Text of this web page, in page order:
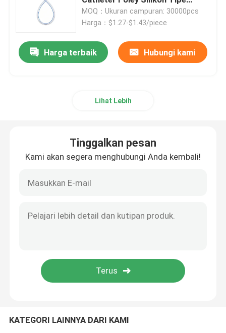
Tabung Endotracheal yang diborgol
Tabung Endotracheal Lapisan
Kateter Lateks Foley
Kateter Foley Silikon
Urologi Produk sekali pakai
Aksesoris Medis
Standar
MOQ：Ukuran campuran: 30000pcs
Harga：$1.27-$1.43/piece
Harga terbaik Hubungi kami
Lihat Lebih
Tinggalkan pesan
Kami akan segera menghubungi Anda kembali!
KATEGORI LAINNYA DARI KAMI